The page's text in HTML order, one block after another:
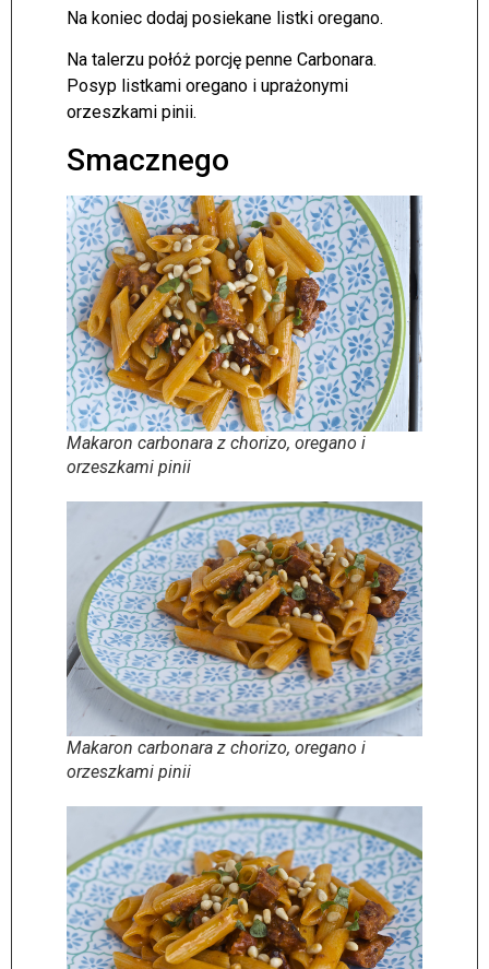
Na koniec dodaj posiekane listki oregano.
Na talerzu połóż porcję penne Carbonara.
Posyp listkami oregano i uprażonymi
orzeszkami pinii.
Smacznego
Makaron carbonara z chorizo, oregano i
orzeszkami pinii
Makaron carbonara z chorizo, oregano i
orzeszkami pinii